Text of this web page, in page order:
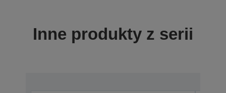
Inne produkty z serii